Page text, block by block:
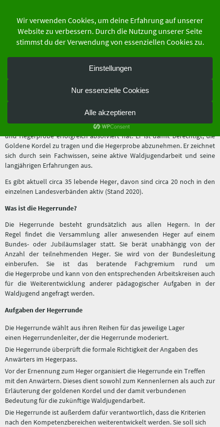
springen
der Schutzgemeinschaft Deutscher Wald
Bundesverband e.V.
Hegerprobe
Ein Heger ist ein Waldläufer, der die Späherprobe
und Hegerprobe erfolgreich absolviert hat. Er ist damit berechtigt, die
Goldene Kordel zu tragen und die Hegerprobe abzunehmen. Er zeichnet
sich durch sein Fachwissen, seine aktive Waldjugendarbeit und seine
langjährigen Erfahrungen aus.
Es gibt aktuell circa 35 lebende Heger, davon sind circa 20 noch in den
einzelnen Landesverbänden aktiv (Stand 2020).
Was ist die Hegerrunde?
Die Hegerrunde besteht grundsätzlich aus allen Hegern. In der
Regel findet die Versammlung aller anwesenden Heger auf einem
Bundes- oder Jubiläumslager statt. Sie berät unabhängig von der
Anzahl der teilnehmenden Heger. Sie wird von der Bundesleitung
einberufen. Sie ist das beratende Fachgremium rund um
die Hegerprobe und kann von den entsprechenden Arbeitskreisen auch
für die Weiterentwicklung anderer pädagogischer Aufgaben in der
Waldjugend angefragt werden.
Aufgaben der Hegerrunde
Die Hegerrunde wählt aus ihren Reihen für das jeweilige Lager
einen Hegerrundenleiter, der die Hegerrunde moderiert.
Die Hegerrunde überprüft die formale Richtigkeit der Angaben des
Anwärters im Hegerpass.
Vor der Ernennung zum Heger organisiert die Hegerrunde ein Treffen
mit den Anwärtern. Dieses dient sowohl zum Kennenlernen als auch zur
Erläuterung der goldenen Kordel und der damit verbundenen
Bedeutung für die zukünftige Waldjugendarbeit.
Die Hegerrunde ist außerdem dafür verantwortlich, dass die Kriterien
nach den Kompetenzbereichen weiterentwickelt werden. Sie soll sich